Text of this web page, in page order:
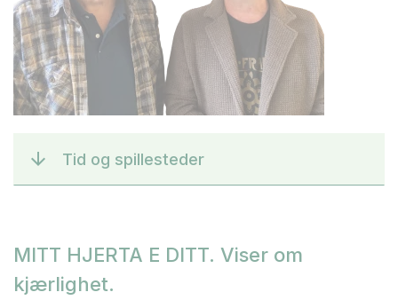
Tid og spillesteder
MITT HJERTA E DITT. Viser om
kjærlighet.